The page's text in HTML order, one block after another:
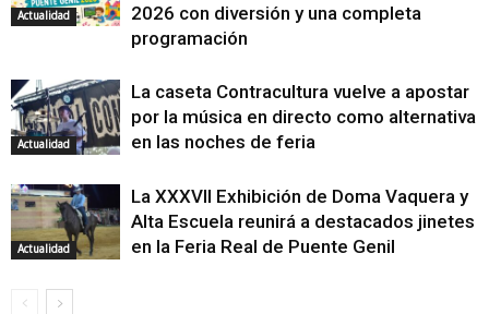
Actualidad
2026 con diversión y una completa
programación
Actualidad
La caseta Contracultura vuelve a apostar
por la música en directo como alternativa
en las noches de feria
Actualidad
La XXXVII Exhibición de Doma Vaquera y
Alta Escuela reunirá a destacados jinetes
en la Feria Real de Puente Genil